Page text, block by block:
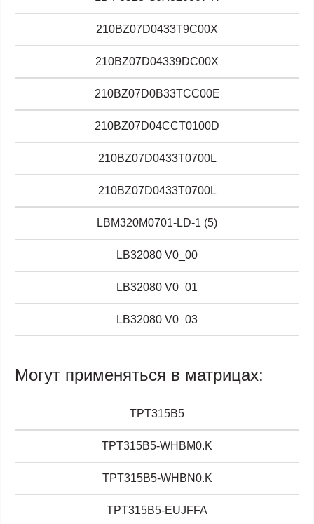
210BZ07D0433T9C00X
210BZ07D04339DC00X
210BZ07D0B33TCC00E
210BZ07D04CCT0100D
210BZ07D0433T0700L
210BZ07D0433T0700L
LBM320M0701-LD-1 (5)
LB32080 V0_00
LB32080 V0_01
LB32080 V0_03
Могут применяться в матрицах:
TPT315B5
TPT315B5-WHBM0.K
TPT315B5-WHBN0.K
TPT315B5-EUJFFA